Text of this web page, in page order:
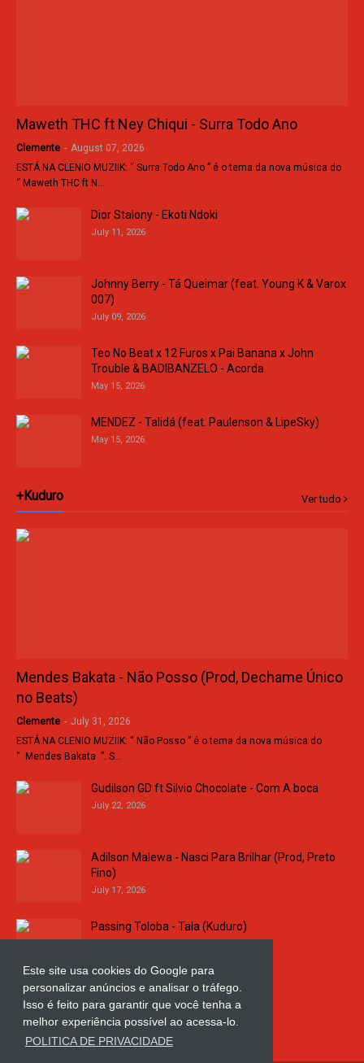
Este site usa cookies do Google para
personalizar anúncios e analisar o tráfego.
Isso é feito para garantir que você tenha a
melhor experiência possível ao acessa-lo.
POLITICA DE PRIVACIDADE
Maweth THC ft Ney Chiqui - Surra Todo Ano
Clemente - August 07, 2026
ESTÁ NA CLENIO MUZIIK: “ Surra Todo Ano ” é o tema da nova música do
“ Maweth THC ft N…
Dior Stalony - Ekoti Ndoki
July 11, 2026
Johnny Berry - Tá Queimar (feat. Young K & Varox
007)
July 09, 2026
Teo No Beat x 12 Furos x Pai Banana x John
Trouble & BADIBANZELO - Acorda
May 15, 2026
MENDEZ - Talidá (feat. Paulenson & LipeSky)
May 15, 2026
+Kuduro Ver tudo
Mendes Bakata - Não Posso (Prod, Dechame Único
no Beats)
Clemente - July 31, 2026
ESTÁ NA CLENIO MUZIIK: “ Não Posso ” é o tema da nova música do
“ Mendes Bakata ”. S…
Gudilson GD ft Silvio Chocolate - Com A boca
July 22, 2026
Adilson Malewa - Nasci Para Brilhar (Prod, Preto
Fino)
July 17, 2026
Passing Toloba - Tala (Kuduro)
Russo k - Ligação da Comarca
July 11, 2026